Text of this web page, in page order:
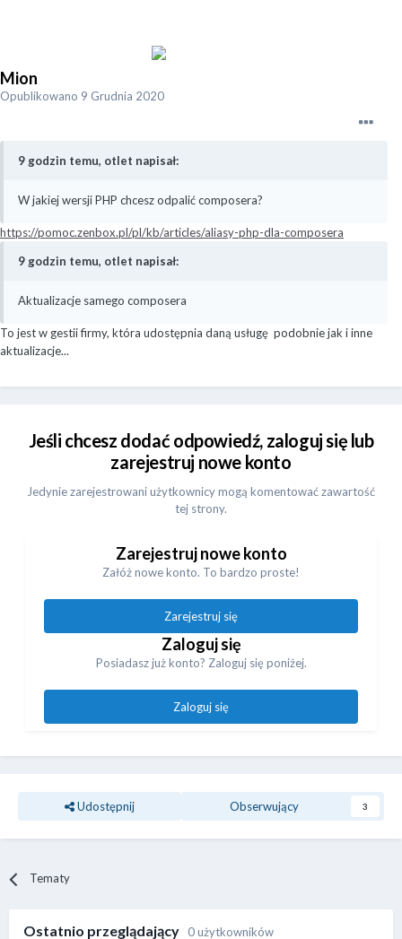
Mion
Opublikowano 9 Grudnia 2020
9 godzin temu, otlet napisał:
W jakiej wersji PHP chcesz odpalić composera?
https://pomoc.zenbox.pl/pl/kb/articles/aliasy-php-dla-composera
9 godzin temu, otlet napisał:
Aktualizacje samego composera
To jest w gestii firmy, która udostępnia daną usługę podobnie jak i inne
aktualizacje...
Jeśli chcesz dodać odpowiedź, zaloguj się lub
zarejestruj nowe konto
Jedynie zarejestrowani użytkownicy mogą komentować zawartość
tej strony.
Zarejestruj nowe konto
Załóż nowe konto. To bardzo proste!
Zarejestruj się
Zaloguj się
Posiadasz już konto? Zaloguj się poniżej.
Zaloguj się
Udostępnij Obserwujący 3
Tematy
Ostatnio przeglądający 0 użytkowników